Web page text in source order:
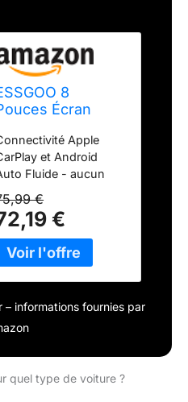
8
Écran
Fil Caméra
Recul 1080P
Apple
et Android
Fluide - aucun
requis.
votre
à l’écran
de 8,1 pouces via Apple
pour accéder
à la
et aux appels.
fois l’appairage
€
€
– informations fournies par
quel type de voiture ?